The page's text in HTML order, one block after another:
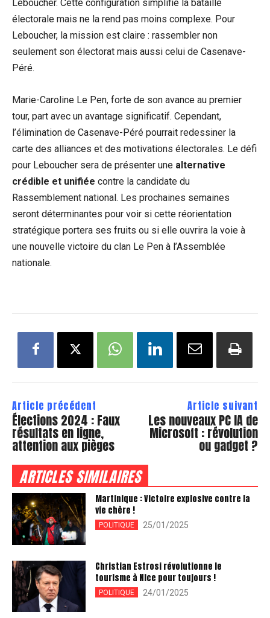
Leboucher. Cette configuration simplifie la bataille
électorale mais ne la rend pas moins complexe. Pour
Leboucher, la mission est claire : rassembler non
seulement son électorat mais aussi celui de Casenave-
Péré.
Marie-Caroline Le Pen, forte de son avance au premier
tour, part avec un avantage significatif. Cependant,
l’élimination de Casenave-Péré pourrait redessiner la
carte des alliances et des motivations électorales. Le défi
pour Leboucher sera de présenter une alternative
crédible et unifiée contre la candidate du
Rassemblement national. Les prochaines semaines
seront déterminantes pour voir si cette réorientation
stratégique portera ses fruits ou si elle ouvrira la voie à
une nouvelle victoire du clan Le Pen à l’Assemblée
nationale.
Article précédent
Élections 2024 : Faux
résultats en ligne,
attention aux pièges
Article suivant
Les nouveaux PC IA de
Microsoft : révolution
ou gadget ?
ARTICLES SIMILAIRES
Martinique : Victoire explosive contre la
vie chère !
POLITIQUE 25/01/2025
Christian Estrosi révolutionne le
tourisme à Nice pour toujours !
POLITIQUE 24/01/2025